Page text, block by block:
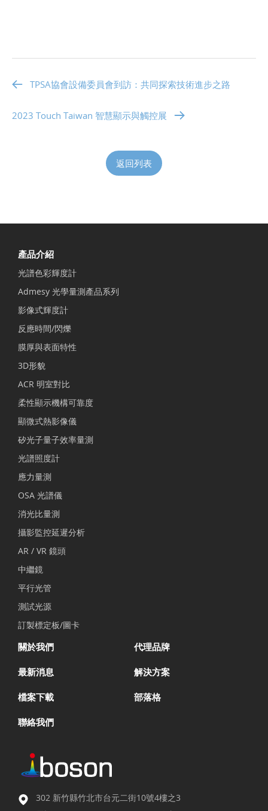
TPSA協會設備委員會到訪：共同探索技術進步之路
2023 Touch Taiwan 智慧顯示與觸控展
返回列表
產品介紹
光譜色彩輝度計
Admesy 光學量測產品系列
影像式輝度計
反應時間/閃爍
膜厚與表面特性
3D形貌
ACR 明室對比
柔性顯示機構可靠度
顯微式熱影像儀
矽光子量子效率量測
光譜照度計
應力量測
OSA 光譜儀
消光比量測
攝影監控延遲分析
AR / VR 鏡頭
中繼鏡
平行光管
測試光源
訂製標定板/圖卡
關於我們 代理品牌
最新消息 解決方案
檔案下載 部落格
聯絡我們
302 新竹縣竹北市台元二街10號4樓之3